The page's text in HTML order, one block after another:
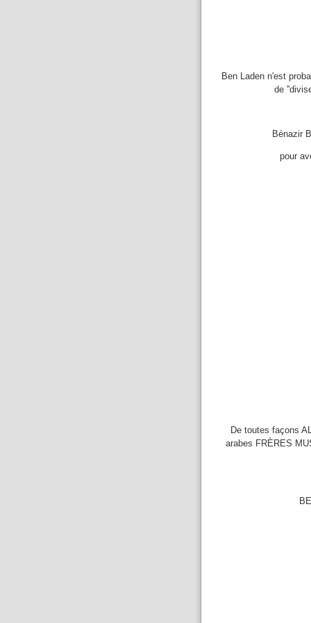
Ben Laden n'est
de
Bénazir
pour
De toutes façons
arabes FRÈRES